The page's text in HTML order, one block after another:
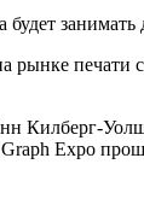
Килберг-
Expo